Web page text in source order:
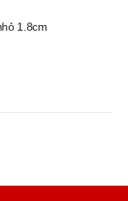
1.8cm